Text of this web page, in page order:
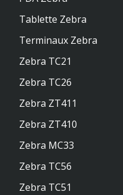
Tablette Zebra
Terminaux Zebra
Zebra TC21
Zebra TC26
Zebra ZT411
Zebra ZT410
Zebra MC33
Zebra TC56
Zebra TC51